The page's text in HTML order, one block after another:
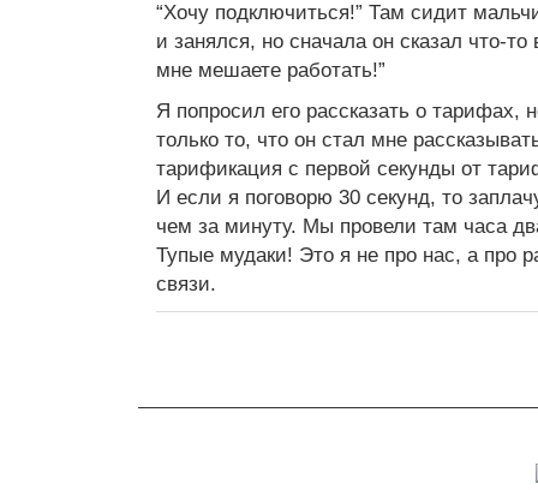
“Хочу подключиться!” Там сидит
и занялся, но сначала он сказал что-
мне мешаете работать!”
Я попросил его рассказать о тарифах,
только то, что он стал мне
тарификация с первой секунды от
И если я поговорю 30 секунд, то
чем за минуту. Мы провели там часа
Тупые мудаки! Это я не про нас, а про
связи.